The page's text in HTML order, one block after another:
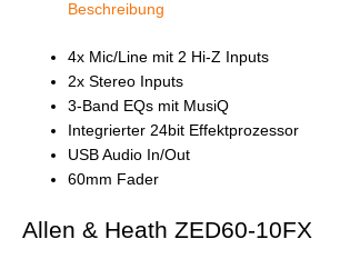
Beschreibung
4x Mic/Line mit 2 Hi-Z Inputs
2x Stereo Inputs
3-Band EQs mit MusiQ
Integrierter 24bit Effektprozessor
USB Audio In/Out
60mm Fader
Allen & Heath ZED60-10FX